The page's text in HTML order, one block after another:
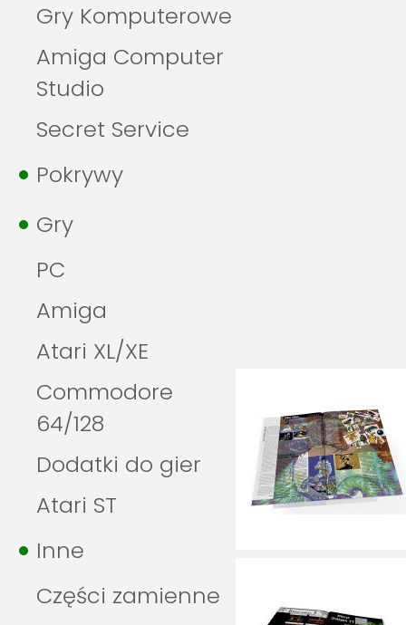
Gry Komputerowe
Amiga Computer
Studio
Secret Service
Pokrywy
Gry
PC
Amiga
Atari XL/XE
Commodore
64/128
Dodatki do gier
Atari ST
Inne
Części zamienne